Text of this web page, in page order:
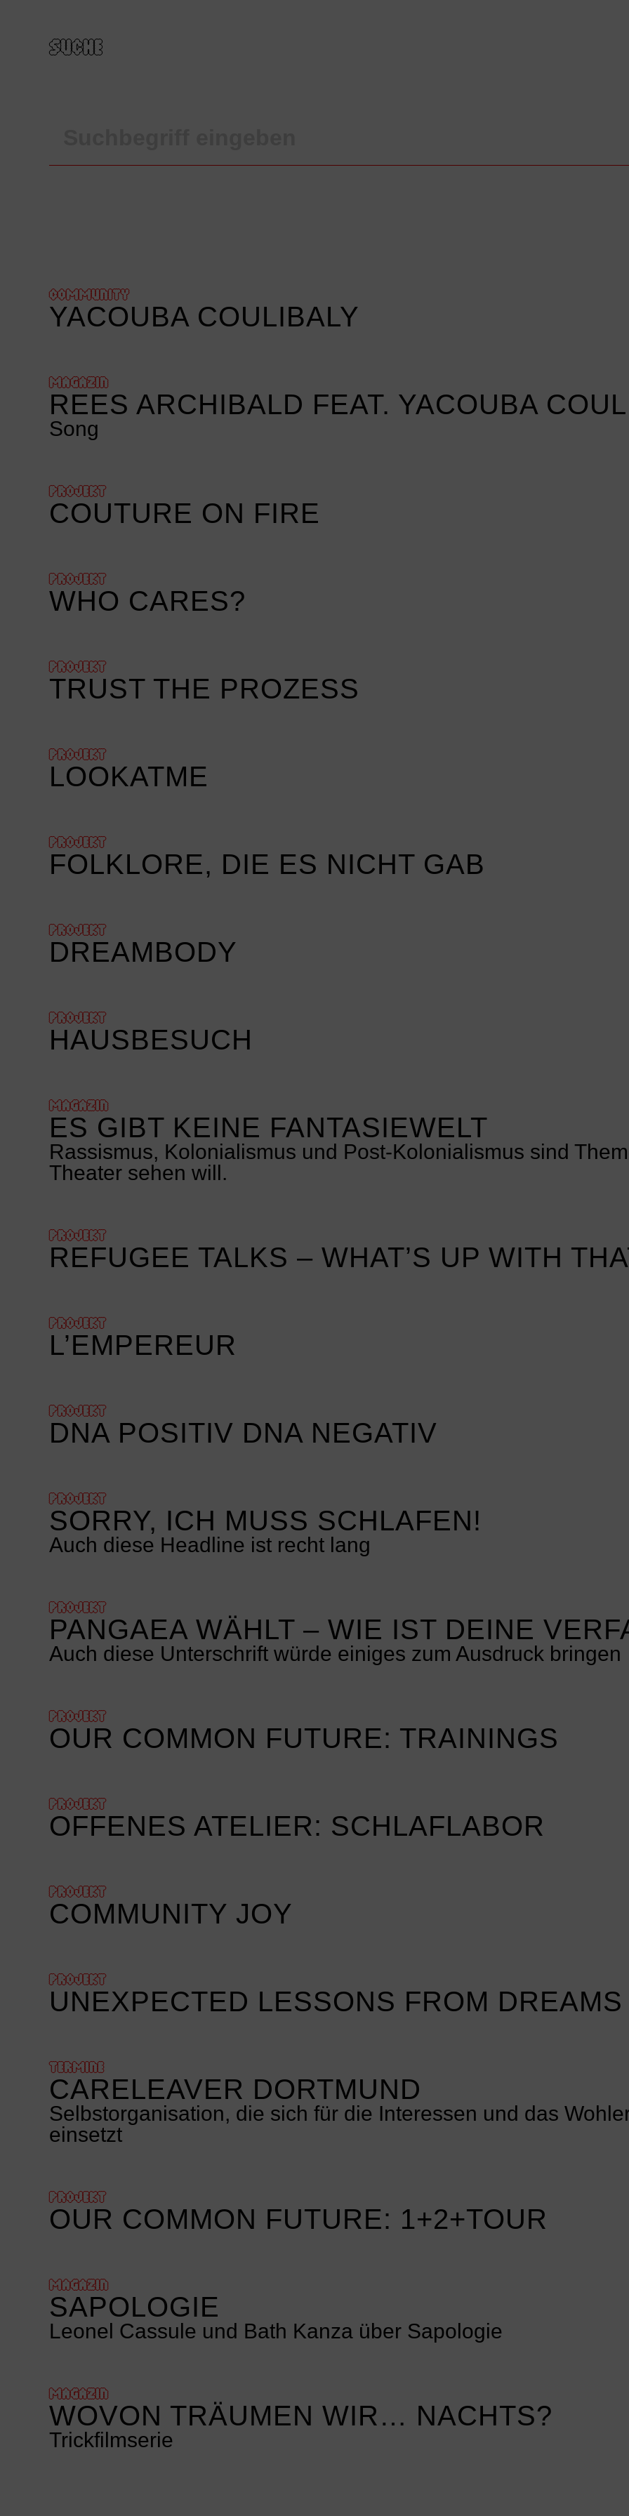
SUCHE
COMMUNITY
YACOUBA COULIBALY
MAGAZIN
REES ARCHIBALD FEAT. YACOUBA
Song
PROJEKT
COUTURE ON FIRE
PROJEKT
WHO CARES?
PROJEKT
TRUST THE PROZESS
PROJEKT
LOOKATME
PROJEKT
FOLKLORE, DIE ES NICHT GAB
PROJEKT
DREAMBODY
PROJEKT
HAUSBESUCH
MAGAZIN
ES GIBT KEINE FANTASIEWELT
Rassismus, Kolonialismus und Post-Kolonialismus sind
Theater sehen will.
PROJEKT
REFUGEE TALKS – WHAT’S UP WITH
PROJEKT
L’EMPEREUR
PROJEKT
DNA POSITIV DNA NEGATIV
PROJEKT
SORRY, ICH MUSS SCHLAFEN!
Auch diese Headline ist recht lang
PROJEKT
PANGAEA WÄHLT – WIE IST DEINE
Auch diese Unterschrift würde einiges zum Ausdruck bringen
PROJEKT
OUR COMMON FUTURE: TRAININGS
PROJEKT
OFFENES ATELIER: SCHLAFLABOR
PROJEKT
COMMUNITY JOY
PROJEKT
UNEXPECTED LESSONS FROM DREAMS
TERMINE
CARELEAVER DORTMUND
Selbstorganisation, die sich für die Interessen und das
einsetzt
PROJEKT
OUR COMMON FUTURE: 1+2+TOUR
MAGAZIN
SAPOLOGIE
Leonel Cassule und Bath Kanza über Sapologie
MAGAZIN
WOVON TRÄUMEN WIR… NACHTS?
Trickfilmserie